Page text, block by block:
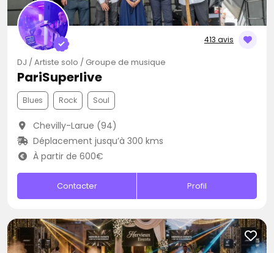
413 avis
DJ / Artiste solo / Groupe de musique
PariSuperlive
Blues Rock Soul
Chevilly-Larue (94)
Déplacement jusqu’à 300 kms
À partir de 600€
Contacter Profil